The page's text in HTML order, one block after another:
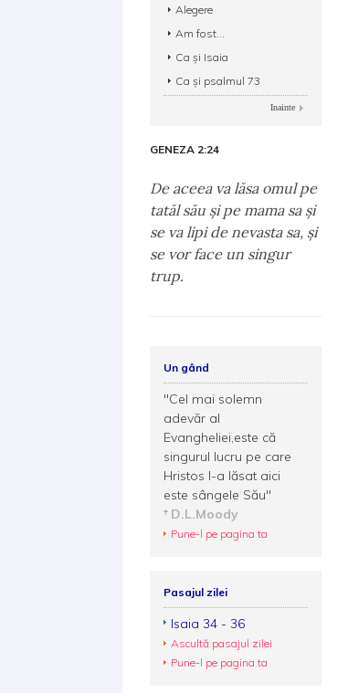
Alegere
Am fost...
Ca și Isaia
Ca și psalmul 73
Inainte
GENEZA 2:24
De aceea va lăsa omul pe
tatăl său şi pe mama sa şi
se va lipi de nevasta sa, şi
se vor face un singur
trup.
Un gând
"Cel mai solemn
adevăr al
Evangheliei,este că
singurul lucru pe care
Hristos l-a lăsat aici
este sângele Său"
D.L.Moody
Pune-l pe pagina ta
Pasajul zilei
Isaia 34 - 36
Ascultă pasajul zilei
Pune-l pe pagina ta